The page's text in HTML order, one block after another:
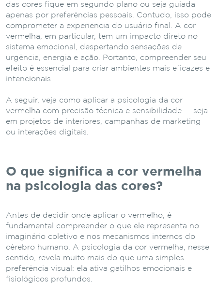
das cores fique em segundo plano ou seja guiada
apenas por preferências pessoais. Contudo, isso pode
comprometer a experiência do usuário final. A cor
vermelha, em particular, tem um impacto direto no
sistema emocional, despertando sensações de
urgência, energia e ação. Portanto, compreender seu
efeito é essencial para criar ambientes mais eficazes e
intencionais.
A seguir, veja como aplicar a psicologia da cor
vermelha com precisão técnica e sensibilidade — seja
em projetos de interiores, campanhas de marketing
ou interações digitais.
O que significa a cor vermelha
na psicologia das cores?
Antes de decidir onde aplicar o vermelho, é
fundamental compreender o que ele representa no
imaginário coletivo e nos mecanismos internos do
cérebro humano. A psicologia da cor vermelha, nesse
sentido, revela muito mais do que uma simples
preferência visual: ela ativa gatilhos emocionais e
fisiológicos profundos.